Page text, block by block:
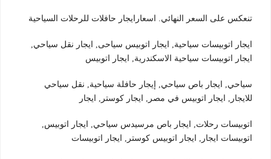
تنعكس على السعر النهائي. اسعارايجار حافلات للرحلات السياحية
ايجار اتوبيسات سياحية, ايجار اتوبيس سياحى, ايجار نقل سياحي,
ايجار اتوبيسات سياحية الاسكندرية, ايجار اتوبيس
سياحي, ايجار باص سياحي, إيجار حافلة سياحية, نقل سياحي
للايجار, ايجار اتوبيس في مصر, ايجار كوستر, ايجار
اتوبيسات رحلات, ايجار باص مرسيدس سياحي, ايجار اتوبيس,
اتوبيسات ايجار, ايجار اتوبيس كوستر, ايجار اتوبيسات